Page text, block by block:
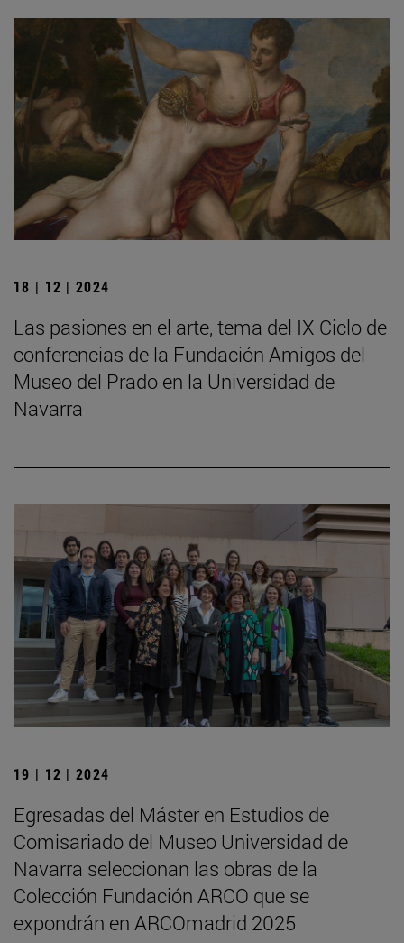
18 | 12 | 2024
Las pasiones en el arte, tema del IX Ciclo de
conferencias de la Fundación Amigos del
Museo del Prado en la Universidad de
Navarra
19 | 12 | 2024
Egresadas del Máster en Estudios de
Comisariado del Museo Universidad de
Navarra seleccionan las obras de la
Colección Fundación ARCO que se
expondrán en ARCOmadrid 2025